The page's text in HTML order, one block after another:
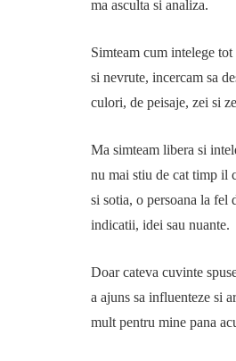
ma asculta si analiza.
Simteam cum intelege
si nevrute, incercam sa
culori, de peisaje, zei si
Ma simteam libera si
nu mai stiu de cat timp il
si sotia, o persoana la fel
indicatii, idei sau nuante.
Doar cateva cuvinte
a ajuns sa influenteze si
mult pentru mine pana